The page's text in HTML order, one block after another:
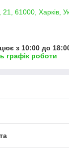
21, 61000, Харків,
з 10:00 до
графік роботи